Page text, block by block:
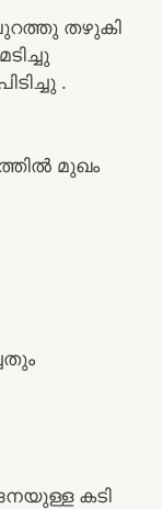
തഴുകി
.
മുഖം
കടി